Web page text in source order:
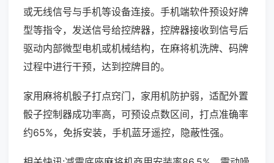
或无线信号与手机等设备连接。手机端软件预设好牌
型等指令，发送信号给控牌器，控牌器接收到信号后
驱动内部微型电机或机械结构，在麻将机洗牌、码牌
过程中进行干预，达到控牌目的。
家用麻将机骰子打点窍门，家用机防护弱，适配外置
骰子控制器成功率高，可预设点数区间，打点准确率
约65%，免拆安装，手机蓝牙遥控，隐蔽性强。